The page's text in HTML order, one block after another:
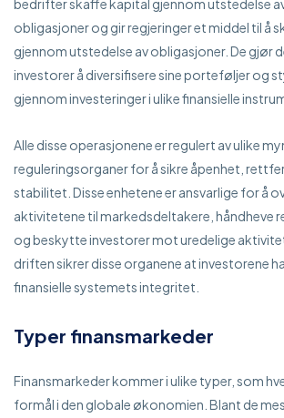
bedrifter skaffe kapital gjennom utstedelse
obligasjoner og gir regjeringer et middel til å
gjennom utstedelse av obligasjoner. De gjør
investorer å diversifisere sine porteføljer og
gjennom investeringer i ulike finansielle
Alle disse operasjonene er regulert av ulike
reguleringsorganer for å sikre åpenhet,
stabilitet. Disse enhetene er ansvarlige for å
aktivitetene til markedsdeltakere, håndheve
og beskytte investorer mot uredelige
driften sikrer disse organene at investorene
finansielle systemets integritet.
Typer finansmarkeder
Finansmarkeder kommer i ulike typer, som
formål i den globale økonomien. Blant de